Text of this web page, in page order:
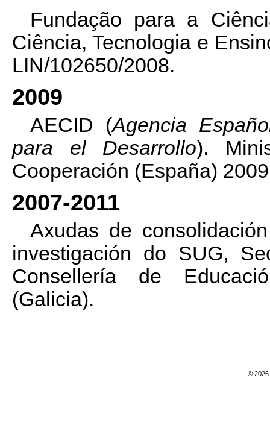
Fundação para a
Ciência, Tecnologia e
LIN/102650/2008.
2009
AECID (Agencia
para el Desarrollo).
Cooperación (España)
2007-2011
Axudas de
investigación do SUG,
Consellería de
(Galicia).
© 2026